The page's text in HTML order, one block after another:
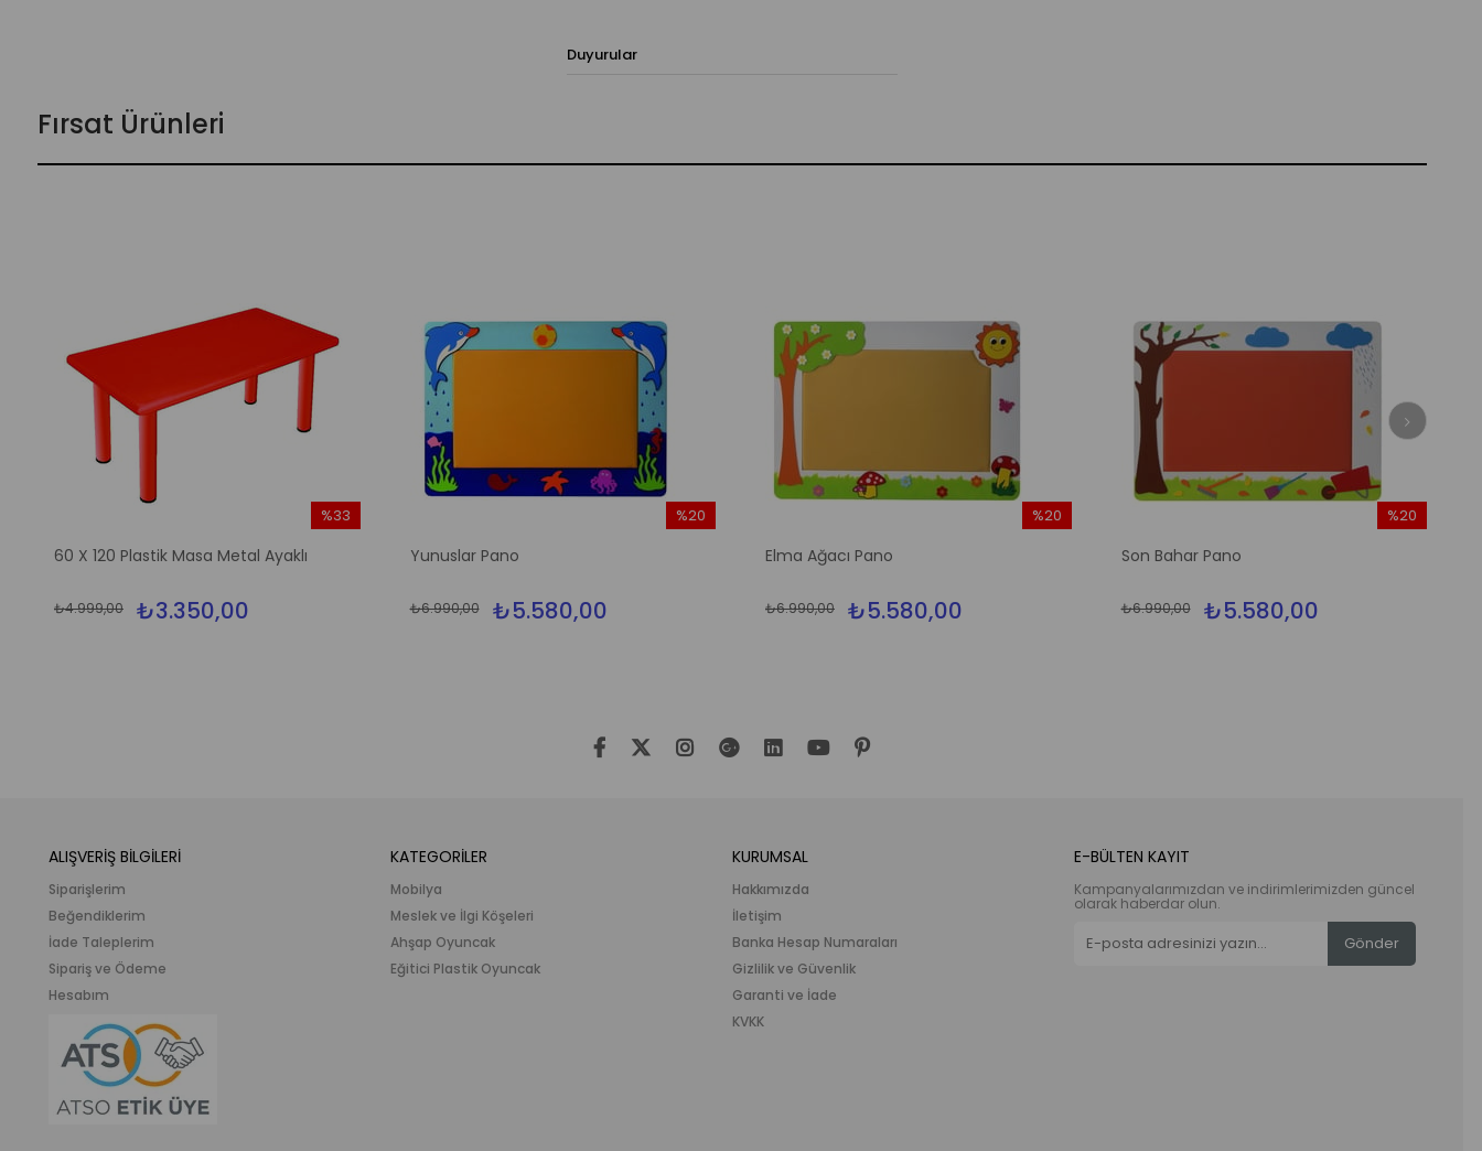
Duyurular
Fırsat Ürünleri
60 X 120 Plastik Masa Metal Ayaklı
₺3.350,00
₺4.999,00
%33
Yunuslar Pano
₺5.580,00
₺6.990,00
%20
Elma Ağacı Pano
₺5.580,00
₺6.990,00
%20
Son Bahar Pano
₺5.580,00
₺6.990,00
%20
ALIŞVERİŞ BİLGİLERİ
Siparişlerim
Beğendiklerim
İade Taleplerim
Sipariş ve Ödeme
Hesabım
KATEGORİLER
Mobilya
Meslek ve İlgi Köşeleri
Ahşap Oyuncak
Eğitici Plastik Oyuncak
KURUMSAL
Hakkımızda
İletişim
Banka Hesap Numaraları
Gizlilik ve Güvenlik
Garanti ve İade
KVKK
E-BÜLTEN KAYIT
Kampanyalarımızdan ve indirimlerimizden güncel
olarak haberdar olun.
Gönder